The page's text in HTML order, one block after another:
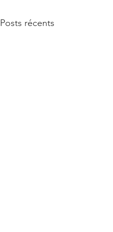
Posts récents